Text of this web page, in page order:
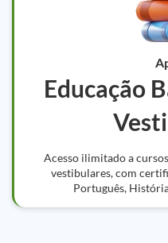
Educação
Acesso ilimitado a
vestibulares, com
Português,